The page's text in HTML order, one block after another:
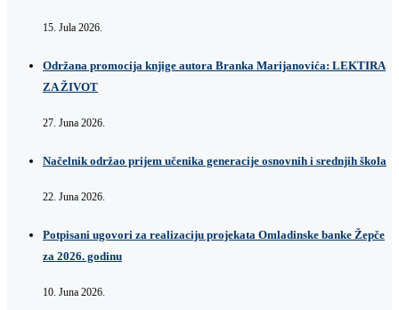
15. Jula 2026.
Održana promocija knjige autora Branka Marijanovića: LEKTIRA
ZA ŽIVOT
27. Juna 2026.
Načelnik održao prijem učenika generacije osnovnih i srednjih škola
22. Juna 2026.
Potpisani ugovori za realizaciju projekata Omladinske banke Žepče
za 2026. godinu
10. Juna 2026.